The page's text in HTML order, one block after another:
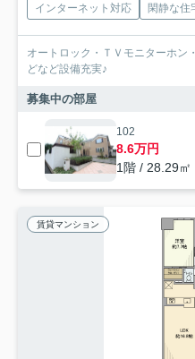
インターネット対応
閑静な住
オートロック・ＴＶモニターホン
どなど設備充実♪
募集中の部屋
102
8.6万円
1階 / 28.29㎡
賃貸マンション